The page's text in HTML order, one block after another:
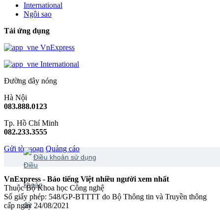
International
Ngôi sao
Tải ứng dụng
VnExpress
International
Đường dây nóng
Hà Nội
083.888.0123
Tp. Hồ Chí Minh
082.233.3555
Gửi tòa soạn Quảng cáo
Điều khoản sử dụng
VnExpress - Báo tiếng Việt nhiều người xem nhất
Thuộc Bộ Khoa học Công nghệ
Số giấy phép: 548/GP-BTTTT do Bộ Thông tin và Truyền thông
cấp ngày 24/08/2021